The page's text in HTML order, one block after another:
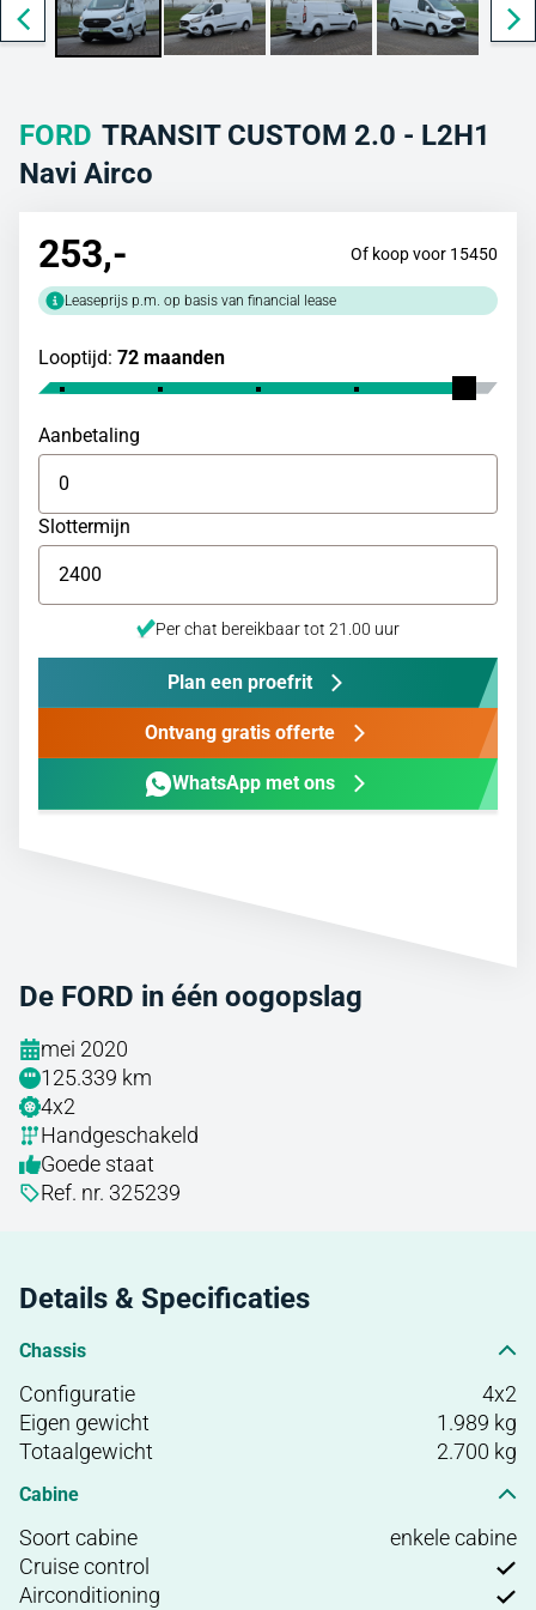
FORD TRANSIT CUSTOM 2.0 - L2H1
Navi Airco
De FORD in één oogopslag
mei 2020
125.339 km
4x2
Handgeschakeld
Goede staat
Ref. nr. 325239
Details & Specificaties
Chassis
Configuratie
4x2
Eigen gewicht
1.989 kg
Totaalgewicht
2.700 kg
Cabine
Soort cabine
enkele cabine
Cruise control
Airconditioning
253,- Of koop voor 15450
Leaseprijs p.m. op basis van financial lease
Looptijd: 72 maanden
Aanbetaling
Slottermijn
Per chat bereikbaar tot 21.00 uur
Plan een proefrit
Ontvang gratis offerte
WhatsApp met ons